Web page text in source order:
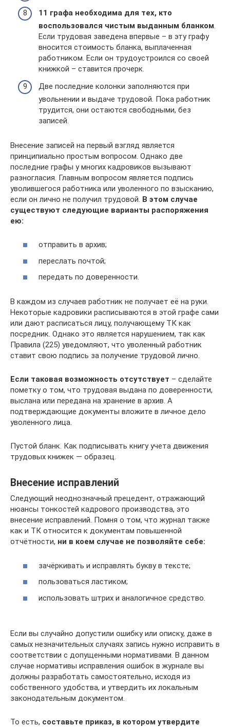
11 графа необходима для тех, кто
воспользовался чистым выданным бланком.
Если трудовая заведена впервые – в эту графу
вносится стоимость бланка, выплаченная
работником. Если он трудоустроился со своей
книжкой – ставится прочерк.
Две последние колонки заполняются при
увольнении и выдаче трудовой. Пока работник
трудится, они остаются свободными, без
записей.
Внесение записей на первый взгляд является
принципиально простым вопросом. Однако две
последние графы у многих кадровиков вызывают
разногласия. Главным вопросом является подпись
уволившегося работника или уволенного по взысканию,
если он лично не получил трудовой. В этом случае
существуют следующие варианты распоряжения
ею:
отправить в архив;
переслать почтой;
передать по доверенности.
В каждом из случаев работник не получает её на руки.
Некоторые кадровики расписываются в этой графе сами
или дают расписаться лицу, получающему ТК как
посредник. Однако это является нарушением, так как
Правила (225) уведомляют, что уволенный работник
ставит свою подпись за получение трудовой лично.
Если таковая возможность отсутствует – сделайте
пометку о том, что трудовая выдана по доверенности,
выслана или передана на хранение в архив. А
подтверждающие документы вложите в личное дело
уволенного лица.
Пустой бланк. Как подписывать книгу учета движения
трудовых книжек — образец.
Внесение исправлений
Следующий неоднозначный прецедент, отражающий
нюансы тонкостей кадрового производства, это
внесение исправлений. Помня о том, что журнал также
как и ТК относится к документам повышенной
отчётности, ни в коем случае не позволяйте себе:
зачёркивать и исправлять букву в тексте;
пользоваться ластиком;
использовать штрих и аналогичное средство.
Если вы случайно допустили ошибку или описку, даже в
самых незначительных случаях запись нужно исправить в
соответствии с допущенными нормативами. В данном
случае нормативы исправления ошибок в журнале вы
должны разработать самостоятельно, исходя из
собственного удобства, и утвердить их локальным
законодательным документом.
То есть, составьте приказ, в котором утвердите